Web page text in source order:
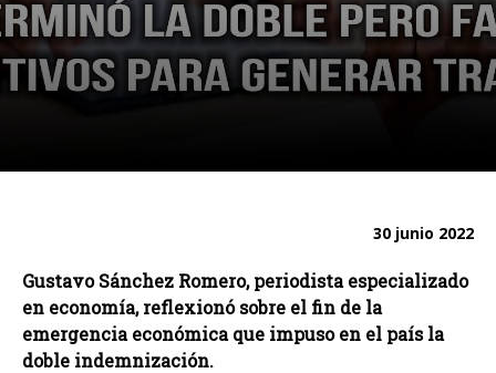
30 junio 2022
Gustavo Sánchez Romero, periodista especializado
en economía, reflexionó sobre el fin de la
emergencia económica que impuso en el país la
doble indemnización.